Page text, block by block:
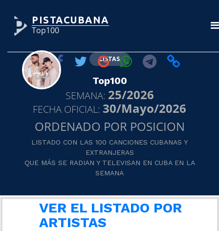
PISTACUBANA
Top100
LISTAS
Top100
SEMANA: 25/2026
FECHA OFICIAL: 30/Mayo/2026
ORDENADO POR POSICION
LISTADO CON LAS 100 CANCIONES CUBANAS Y
EXTRANJERAS
QUE MÁS SE RADIAN Y TELEVISAN EN CUBA EN LA
SEMANA
VER EL LISTADO POR
ARTISTAS